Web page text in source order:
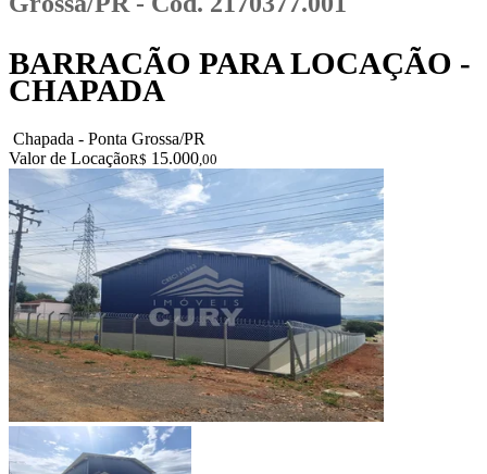
BARRACÃO PARA LOCAÇÃO -
CHAPADA
Chapada - Ponta Grossa/PR
Valor de LocaçãoR$ 15.000,00